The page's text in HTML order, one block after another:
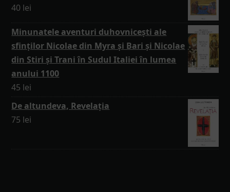
40 lei
Minunatele aventuri duhovnicești ale
sfinților Nicolae din Myra și Bari și Nicolae
din Stiri și Trani în Sudul Italiei în lumea
anului 1100
45 lei
De altundeva, Revelația
75 lei